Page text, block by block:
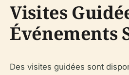
Visites
Événements
Des visites guidées sont